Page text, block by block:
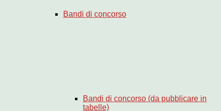
Bandi di concorso
Bandi di concorso (da pubblicare in
tabelle)